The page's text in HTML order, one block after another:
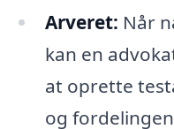
Arveret: Når
kan en
at oprette
og